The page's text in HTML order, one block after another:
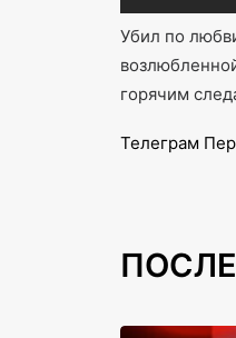
Убил по
горячим
Телеграм